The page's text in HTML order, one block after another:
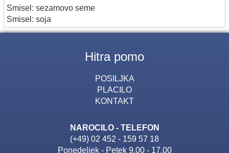
Smisel: sezamovo seme
Smisel: soja
Hitra pomo
POSILJKA
PLACILO
KONTAKT
NAROCILO - TELEFON
(+49) 02 452 - 159 57 18
Ponedeljek - Petek 9.00 - 17.00